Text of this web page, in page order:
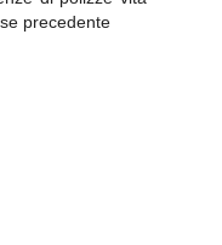
precedente